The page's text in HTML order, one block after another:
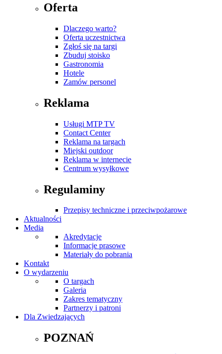
Oferta
Dlaczego warto?
Oferta uczestnictwa
Zgłoś się na targi
Zbuduj stoisko
Gastronomia
Hotele
Zamów personel
Reklama
Usługi MTP TV
Contact Center
Reklama na targach
Miejski outdoor
Reklama w internecie
Centrum wysyłkowe
Regulaminy
Przepisy techniczne i przeciwpożarowe
Aktualności
Media
Akredytacje
Informacje prasowe
Materiały do pobrania
Kontakt
O wydarzeniu
O targach
Galeria
Zakres tematyczny
Partnerzy i patroni
Dla Zwiedzających
POZNAŃ